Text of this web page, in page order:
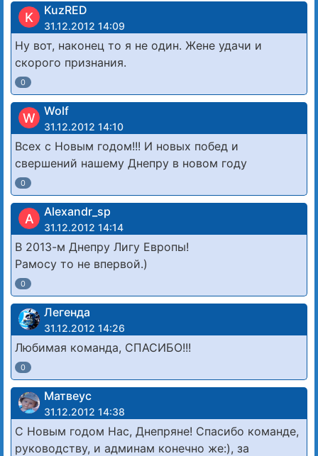
K KuzRED
31.12.2012 14:09
Ну вот, наконец то я не один. Жене удачи и
скорого признания.
0
W Wolf
31.12.2012 14:10
Всех с Новым годом!!! И новых побед и
свершений нашему Днепру в новом году
0
A Alexandr_sp
31.12.2012 14:14
В 2013-м Днепру Лигу Европы!
Рамосу то не впервой.)
0
Легенда
31.12.2012 14:26
Любимая команда, СПАСИБО!!!
0
Матвеус
31.12.2012 14:38
С Новым годом Нас, Днепряне! Спасибо команде,
руководству, и админам конечно же:), за